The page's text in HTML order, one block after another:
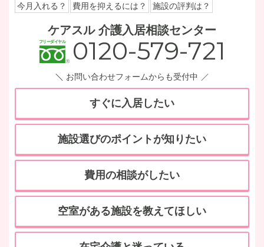
今月入れる？ 費用を抑えるには？ 施設の評判は？
ケアスル 介護入居相談センター
0120-579-721
お問い合わせフォームからも受付中
すぐに入居したい
施設選びのポイントが知りたい
費用の相談がしたい
空室がある施設を教えてほしい